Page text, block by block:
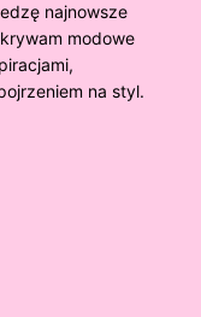
najnowsze
modowe
na styl.